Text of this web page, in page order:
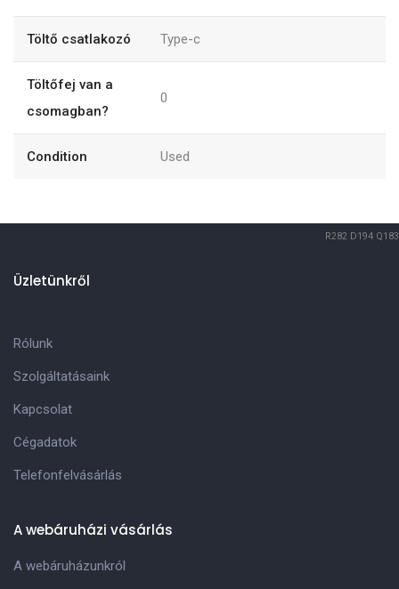
Töltő csatlakozó Type-c
Töltőfej van a
csomagban?
0
Condition Used
R282 D194 Q183
Üzletünkről
Rólunk
Szolgáltatásaink
Kapcsolat
Cégadatok
Telefonfelvásárlás
A webáruházi vásárlás
A webáruházunkról